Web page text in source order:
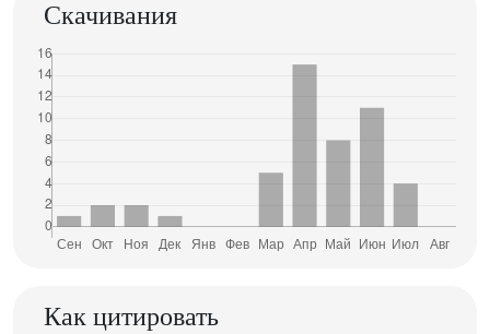
Скачивания
Как цитировать